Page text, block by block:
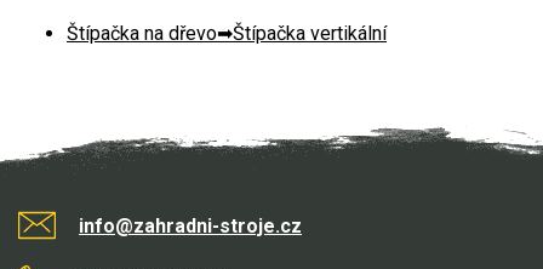
Elektrické skútry
Elektrické tříkolky pro seniory
Elektrické tříkolky pracovní
Elektrické čtyřkolky
Štípačka na dřevo Štípačka vertikální
info@zahradni-stroje.cz